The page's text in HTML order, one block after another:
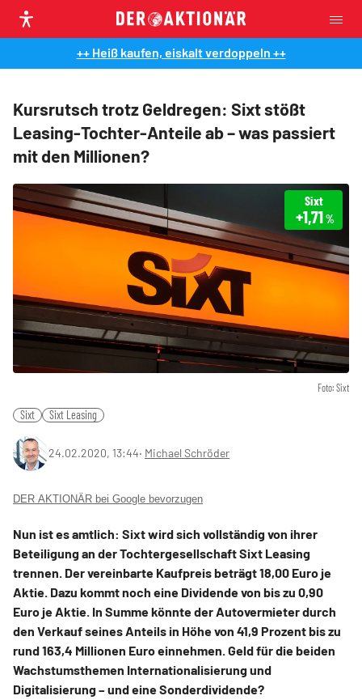
++ Heiß kaufen, eiskalt verdoppeln ++
Kursrutsch trotz Geldregen: Sixt stößt
Leasing-Tochter-Anteile ab – was passiert
mit den Millionen?
Foto: Sixt
Sixt
+1,71%
Sixt Sixt Leasing
24.02.2020, 13:44‧ Michael Schröder
DER AKTIONÄR bei Google bevorzugen
Nun ist es amtlich: Sixt wird sich vollständig von ihrer
Beteiligung an der Tochtergesellschaft Sixt Leasing
trennen. Der vereinbarte Kaufpreis beträgt 18,00 Euro je
Aktie. Dazu kommt noch eine Dividende von bis zu 0,90
Euro je Aktie. In Summe könnte der Autovermieter durch
den Verkauf seines Anteils in Höhe von 41,9 Prozent bis zu
rund 163,4 Millionen Euro einnehmen. Geld für die beiden
Wachstumsthemen Internationalisierung und
Digitalisierung – und eine Sonderdividende?